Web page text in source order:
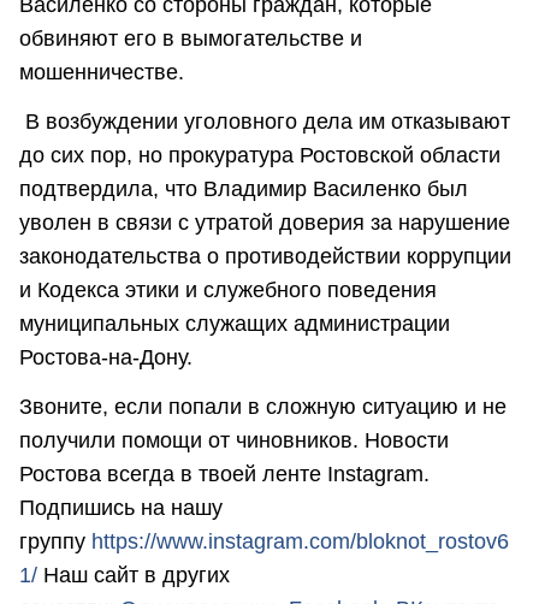
обвиняют его в вымогательстве и
мошенничестве.
В возбуждении уголовного дела им отказывают
до сих пор, но прокуратура Ростовской области
подтвердила, что Владимир Василенко был
уволен в связи с утратой доверия за нарушение
законодательства о противодействии коррупции
и Кодекса этики и служебного поведения
муниципальных служащих администрации
Ростова-на-Дону.
Звоните, если попали в сложную ситуацию и не
получили помощи от чиновников. Новости
Ростова всегда в твоей ленте Instagram.
Подпишись на нашу
группу https://www.instagram.com/bloknot_rostov6
1/ Наш сайт в других